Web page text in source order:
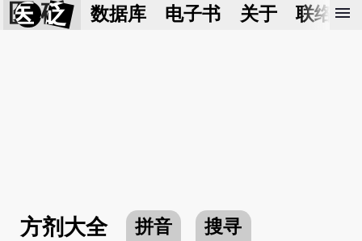
医 砭 数据库 电子书 关于 联络我
menu
方剂大全 拼音 搜寻